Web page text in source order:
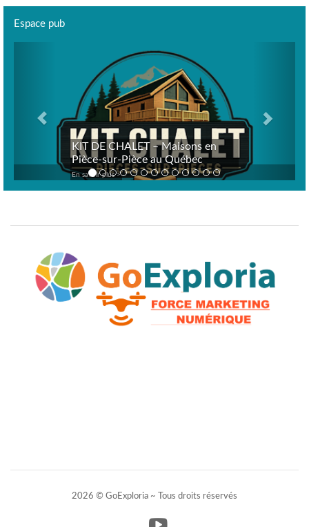
Espace pub
KIT DE CHALET – Maisons en
Pièce-sur-Pièce au Québec
En savoir plus >
2026 © GoExploria ~ Tous droits réservés